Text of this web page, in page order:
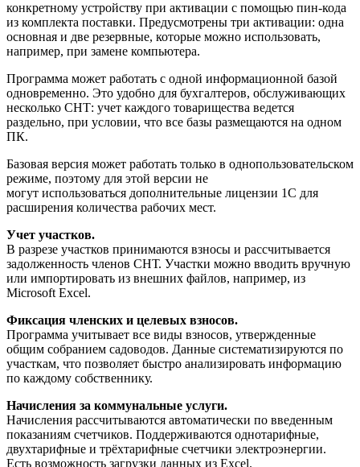
конкретному устройству при активации с помощью пин-кода
из комплекта поставки. Предусмотрены три активации: одна
основная и две резервные, которые можно использовать,
например, при замене компьютера.
Программа может работать с одной информационной базой
одновременно. Это удобно для бухгалтеров, обслуживающих
несколько СНТ: учет каждого товарищества ведется
раздельно, при условии, что все базы размещаются на одном
ПК.
Базовая версия может работать только в однопользовательском
режиме, поэтому для этой версии не
могут использоваться дополнительные лицензии 1С для
расширения количества рабочих мест.
Учет участков.
В разрезе участков принимаются взносы и рассчитывается
задолженность членов СНТ. Участки можно вводить вручную
или импортировать из внешних файлов, например, из
Microsoft Excel.
Фиксация членских и целевых взносов.
Программа учитывает все виды взносов, утвержденные
общим собранием садоводов. Данные систематизируются по
участкам, что позволяет быстро анализировать информацию
по каждому собственнику.
Начисления за коммунальные услуги.
Начисления рассчитываются автоматически по введенным
показаниям счетчиков. Поддерживаются однотарифные,
двухтарифные и трёхтарифные счетчики электроэнергии.
Есть возможность загрузки данных из Excel.